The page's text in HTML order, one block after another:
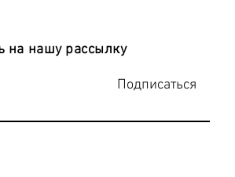
на нашу рассылку
Подписаться